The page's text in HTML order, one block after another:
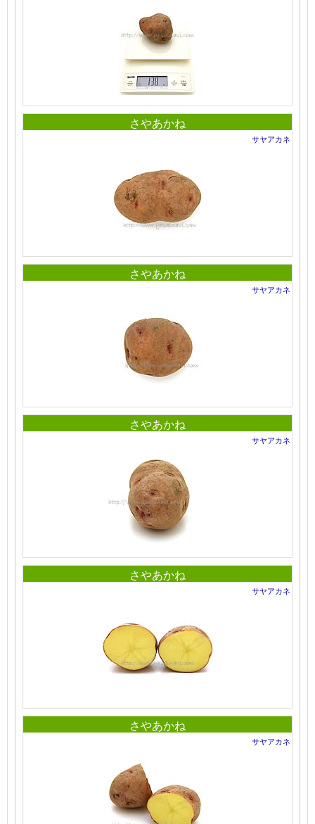
さやあかね
サヤアカネ
さやあかね
サヤアカネ
さやあかね
サヤアカネ
さやあかね
サヤアカネ
さやあかね
サヤアカネ